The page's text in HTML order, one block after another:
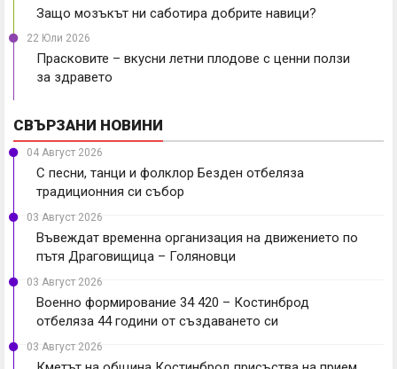
Защо мозъкът ни саботира добрите навици?
22 Юли 2026
Прасковите – вкусни летни плодове с ценни ползи
за здравето
СВЪРЗАНИ НОВИНИ
04 Август 2026
С песни, танци и фолклор Безден отбеляза
традиционния си събор
03 Август 2026
Въвеждат временна организация на движението по
пътя Драговищица – Голяновци
03 Август 2026
Военно формирование 34 420 – Костинброд
отбеляза 44 години от създаването си
03 Август 2026